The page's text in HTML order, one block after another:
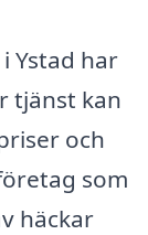
Ystad har
tjänst kan
och
som
häckar